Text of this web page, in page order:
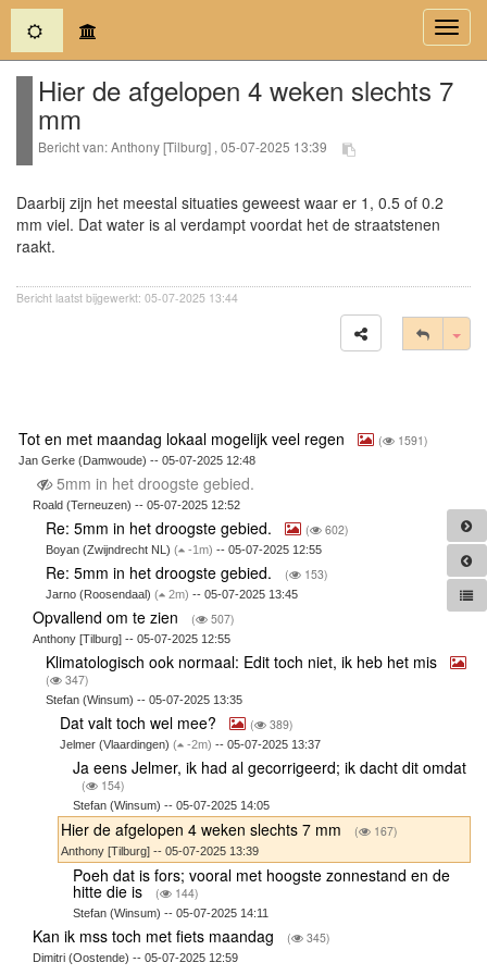
(current)
Hier de afgelopen 4 weken slechts 7
mm
Bericht van: Anthony [Tilburg] , 05-07-2025 13:39
Daarbij zijn het meestal situaties geweest waar er 1, 0.5 of 0.2
mm viel. Dat water is al verdampt voordat het de straatstenen
raakt.
Bericht laatst bijgewerkt: 05-07-2025 13:44
Tot en met maandag lokaal mogelijk veel regen ( 1591)
Jan Gerke (Damwoude) -- 05-07-2025 12:48
5mm in het droogste gebied.
Roald (Terneuzen) -- 05-07-2025 12:52
Re: 5mm in het droogste gebied. ( 602)
Boyan (Zwijndrecht NL)( -1m) -- 05-07-2025 12:55
Re: 5mm in het droogste gebied. ( 153)
Jarno (Roosendaal)( 2m) -- 05-07-2025 13:45
Opvallend om te zien ( 507)
Anthony [Tilburg] -- 05-07-2025 12:55
Klimatologisch ook normaal: Edit toch niet, ik heb het mis
( 347)
Stefan (Winsum) -- 05-07-2025 13:35
Dat valt toch wel mee? ( 389)
Jelmer (Vlaardingen) ( -2m) -- 05-07-2025 13:37
Ja eens Jelmer, ik had al gecorrigeerd; ik dacht dit omdat
( 154)
Stefan (Winsum) -- 05-07-2025 14:05
Hier de afgelopen 4 weken slechts 7 mm ( 167)
Anthony [Tilburg] -- 05-07-2025 13:39
Poeh dat is fors; vooral met hoogste zonnestand en de
hitte die is ( 144)
Stefan (Winsum) -- 05-07-2025 14:11
Kan ik mss toch met fiets maandag ( 345)
Dimitri (Oostende) -- 05-07-2025 12:59